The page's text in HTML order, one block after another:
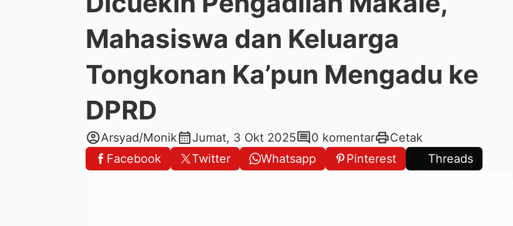
Mahasiswa dan Keluarga
Tongkonan Ka’pun Mengadu ke
DPRD
account_circleArsyad/Monikcalendar_monthJumat, 3 Okt 2025comment0 komentarprintCetak
Facebook
Twitter Whatsapp Pinterest Threads